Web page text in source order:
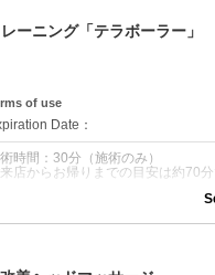
ーニング「テラボーラー」
of use
Date：
時間：30分（施術のみ）
店からお帰りまでの目安は約70分
て楽しい筋トレケア！これは上
クで隠れていた表情筋を呼び起こ